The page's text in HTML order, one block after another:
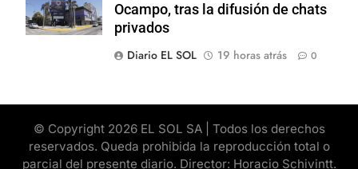
Ocampo, tras la difusión de chats
privados
Diario EL SOL
19 horas atrás 0
© Copyright 2026 EL SOL SA | Todos los derechos
reservados. Queda prohibida la reproducción total o
parcial del presente diario. Director: Horacio Schivintt.